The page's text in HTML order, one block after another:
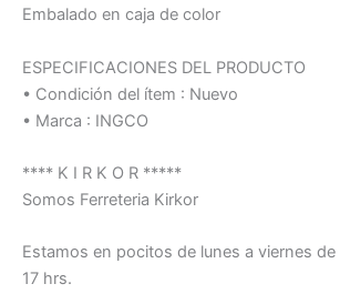
Embalado en caja de color
ESPECIFICACIONES DEL PRODUCTO
• Condición del ítem : Nuevo
• Marca : INGCO
**** K I R K O R *****
Somos Ferreteria Kirkor
Estamos en pocitos de lunes a viernes de
17 hrs.